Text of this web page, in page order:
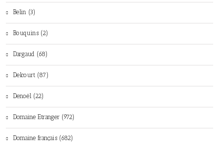
Belin (3)
Bouquins (2)
Dargaud (68)
Delcourt (87)
Denoël (22)
Domaine Etranger (972)
Domaine français (682)